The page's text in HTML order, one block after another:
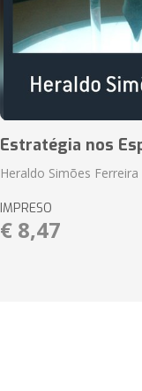
Estratégia nos
Heraldo Simões Ferreira
IMPRESO
€ 8,47